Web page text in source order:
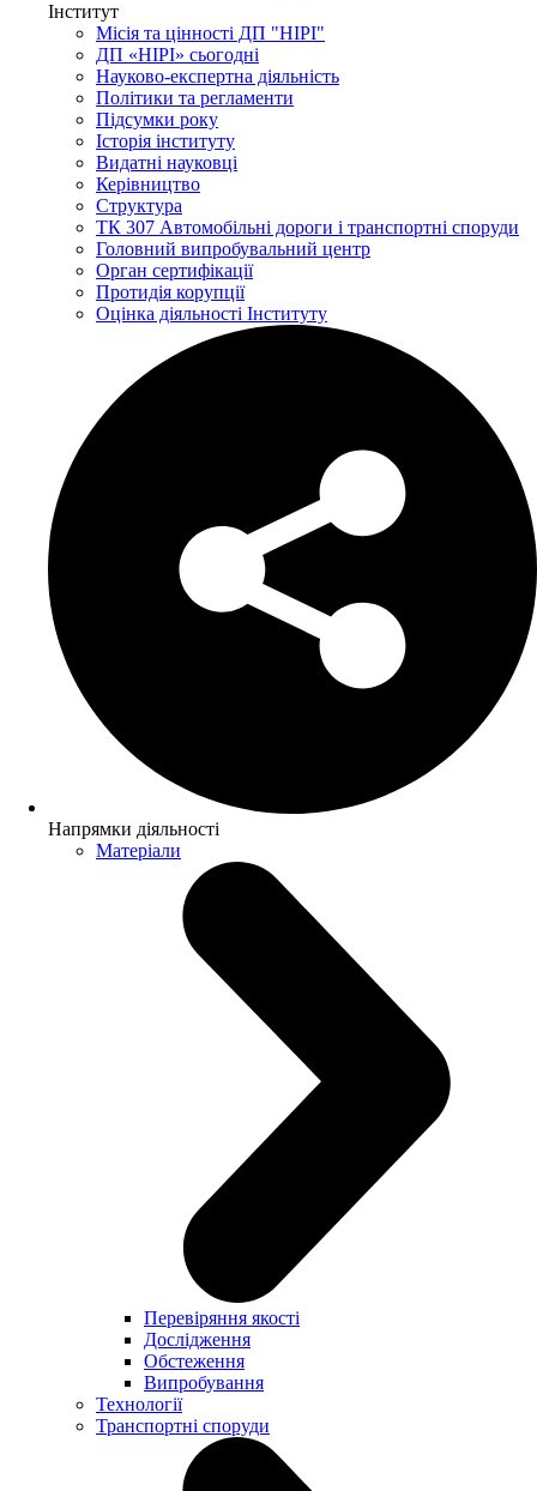
Інститут
Місія та цінності ДП "НІРІ"
ДП «НІРІ» сьогодні
Науково-експертна діяльність
Політики та регламенти
Підсумки року
Історія інституту
Видатні науковці
Керівництво
Структура
ТК 307 Автомобільні дороги і транспортні споруди
Головний випробувальний центр
Орган сертифікації
Протидія корупції
Оцінка діяльності Інституту
Напрямки діяльності
Матеріали
Перевіряння якості
Дослідження
Обстеження
Випробування
Технології
Транспортні споруди